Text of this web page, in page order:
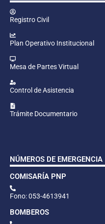
Registro Civil
Plan Operativo Institucional
Mesa de Partes Virtual
Control de Asistencia
Trámite Documentario
NÚMEROS DE EMERGENCIA
COMISARÍA PNP
Fono: 053-4613941
BOMBEROS